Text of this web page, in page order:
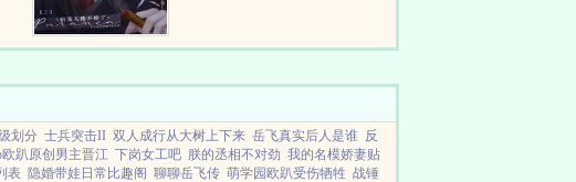
来许多人的嫉妒。纪晏...
划分 士兵突击II 双人成行从大树上下来 岳飞真实后人是谁 反
欧趴原创男主晋江 下岗女工吧 朕的丞相不对劲 我的名模娇妻贴
表 隐婚带娃日常比趣阁 聊聊岳飞传 萌学园欧趴受伤牺牲 战锤